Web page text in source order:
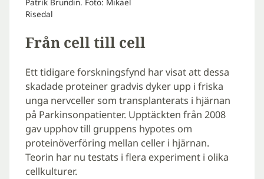
Risedal
Från cell till cell
Ett tidigare forskningsfynd har visat att dessa
skadade proteiner gradvis dyker upp i friska
unga nervceller som transplanterats i hjärnan
på Parkinsonpatienter. Upptäckten från 2008
gav upphov till gruppens hypotes om
proteinöverföring mellan celler i hjärnan.
Teorin har nu testats i flera experiment i olika
cellkulturer.